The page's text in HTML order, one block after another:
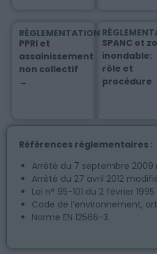
RÉGLEMENTATION
PPRI et
assainissement
non collectif
→
SPANC et
inondable:
rôle et
procédure
Références réglementaires :
Arrêté du 7 septembre 2009
Arrêté du 27 avril 2012
Loi n° 95-101 du 2 février
Code de l’environnement,
Norme EN 12566-3.